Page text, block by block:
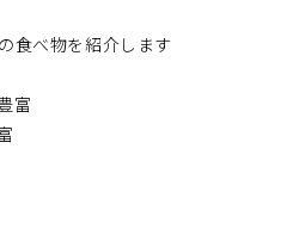
食べ物を紹介します
富